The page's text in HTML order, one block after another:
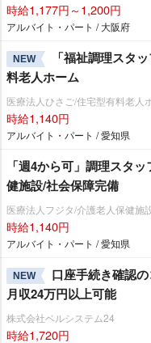
時給1,177円～1,200円
アルバイト・パート / 大阪府
NEW
「福祉調理スタ
料老人ホーム
医療法人ひさご/住宅型有料老人
時給1,140円
アルバイト・パート / 愛知県
「週4から可」調理スタ
健施設/社会保障完備
医療法人フジタ/介護老人保健施
時給1,140円
アルバイト・パート / 愛知県
NEW
口座手続き確認
月収24万円以上可能
株式会社ベルシステム24
時給1,720円